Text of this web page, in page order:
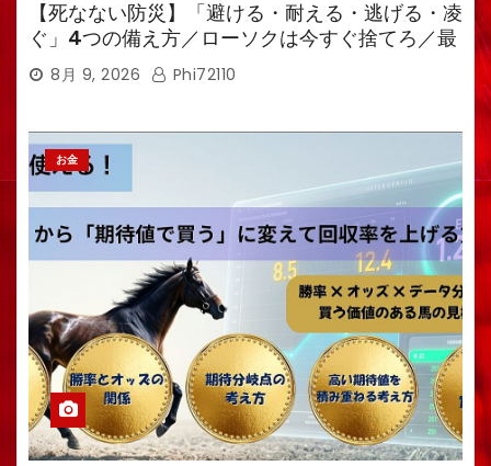
【死なない防災】「避ける・耐える・逃げる・凌
ぐ」4つの備え方／ローソクは今すぐ捨てろ／最
強備蓄食は「羊羹」／トイレ備蓄がなければ食料
も無意味
8月 9, 2026 Phi72110
お金